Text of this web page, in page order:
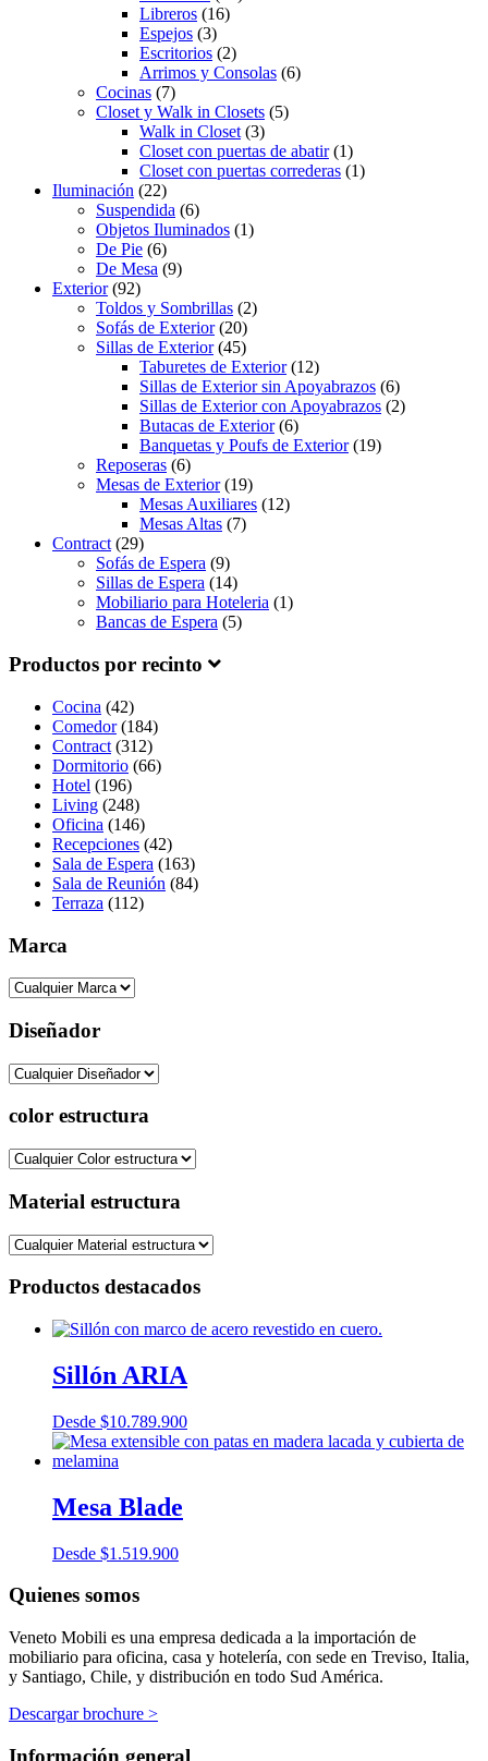
Libreros (16)
Espejos (3)
Escritorios (2)
Arrimos y Consolas (6)
Cocinas (7)
Closet y Walk in Closets (5)
Walk in Closet (3)
Closet con puertas de abatir(1)
Closet con puertas correderas (1)
Iluminación (22)
Suspendida (6)
Objetos Iluminados (1)
De Pie (6)
De Mesa (9)
Exterior(92)
Toldos y Sombrillas (2)
Sofás de Exterior(20)
Sillas de Exterior(45)
Taburetes de Exterior(12)
Sillas de Exterior sin Apoyabrazos (6)
Sillas de Exterior con Apoyabrazos (2)
Butacas de Exterior(6)
Banquetas y Poufs de Exterior(19)
Reposeras (6)
Mesas de Exterior(19)
Mesas Auxiliares (12)
Mesas Altas (7)
Contract (29)
Sofás de Espera (9)
Sillas de Espera (14)
Mobiliario para Hoteleria (1)
Bancas de Espera (5)
Productos por recinto
Cocina (42)
Comedor(184)
Contract (312)
Dormitorio (66)
Hotel (196)
Living (248)
Oficina (146)
Recepciones (42)
Sala de Espera (163)
Sala de Reunión (84)
Terraza (112)
Marca
Diseñador
color estructura
Material estructura
Productos destacados
Sillón ARIA
Desde $10.789.900
Mesa Blade
Desde $1.519.900
Quienes somos
Veneto Mobili es una empresa dedicada a la importación de
mobiliario para oficina, casa y hotelería, con sede en Treviso, Italia,
y Santiago, Chile, y distribución en todo Sud América.
Descargar brochure >
Información general